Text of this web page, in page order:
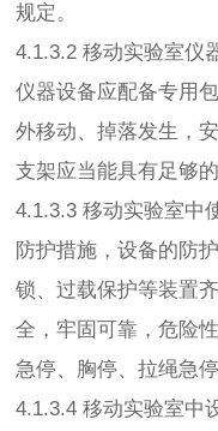
规定。
4.1.3.2 移动实验室仪
仪器设备应配备专用
外移动、掉落发生，
支架应当能具有足够的
4.1.3.3 移动实验室中
防护措施，设备的防
锁、过载保护等装置
全，牢固可靠，危险
急停、胸停、拉绳急
4.1.3.4 移动实验室中